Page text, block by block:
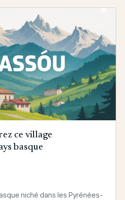
ce village
basque
niché dans les Pyrénées-